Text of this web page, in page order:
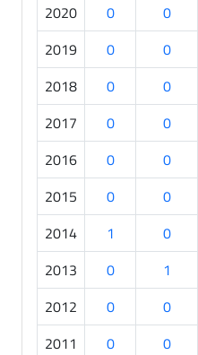
2020
0 0
2019
0 0
2018
0 0
2017
0 0
2016
0 0
2015
0 0
2014
1 0
2013
0 1
2012
0 0
2011
0 0